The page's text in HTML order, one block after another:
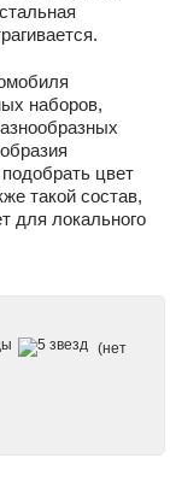
наборов,
цвет
такой состав,
для локального
(нет